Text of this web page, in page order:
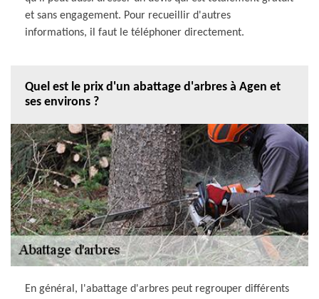
et sans engagement. Pour recueillir d'autres
informations, il faut le téléphoner directement.
Quel est le prix d'un abattage d'arbres à Agen et
ses environs ?
En général, l'abattage d'arbres peut regrouper différents